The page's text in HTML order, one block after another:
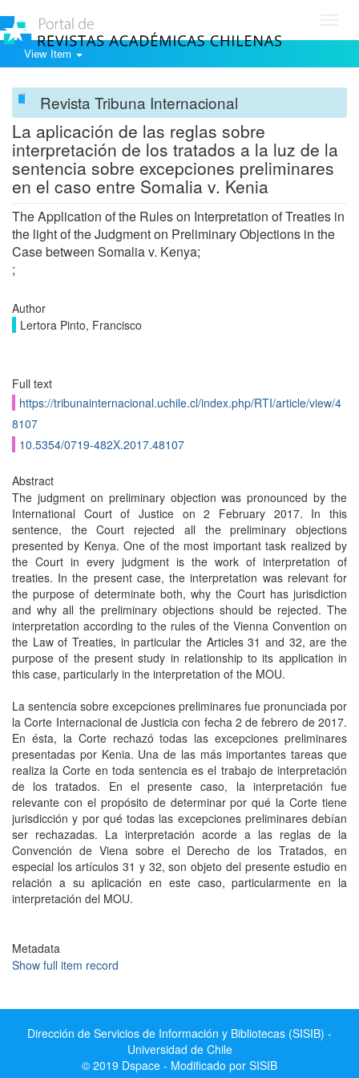
View Item
Revista Tribuna Internacional
La aplicación de las reglas sobre
interpretación de los tratados a la luz de la
sentencia sobre excepciones preliminares
en el caso entre Somalia v. Kenia
The Application of the Rules on Interpretation of Treaties in
the light of the Judgment on Preliminary Objections in the
Case between Somalia v. Kenya;
;
Author
Lertora Pinto, Francisco
Full text
https://tribunainternacional.uchile.cl/index.php/RTI/article/view/4
8107
10.5354/0719-482X.2017.48107
Abstract
The judgment on preliminary objection was pronounced by the
International Court of Justice on 2 February 2017. In this
sentence, the Court rejected all the preliminary objections
presented by Kenya. One of the most important task realized by
the Court in every judgment is the work of interpretation of
treaties. In the present case, the interpretation was relevant for
the purpose of determinate both, why the Court has jurisdiction
and why all the preliminary objections should be rejected. The
interpretation according to the rules of the Vienna Convention on
the Law of Treaties, in particular the Articles 31 and 32, are the
purpose of the present study in relationship to its application in
this case, particularly in the interpretation of the MOU.
La sentencia sobre excepciones preliminares fue pronunciada por
la Corte Internacional de Justicia con fecha 2 de febrero de 2017.
En ésta, la Corte rechazó todas las excepciones preliminares
presentadas por Kenia. Una de las más importantes tareas que
realiza la Corte en toda sentencia es el trabajo de interpretación
de los tratados. En el presente caso, la interpretación fue
relevante con el propósito de determinar por qué la Corte tiene
jurisdicción y por qué todas las excepciones preliminares debían
ser rechazadas. La interpretación acorde a las reglas de la
Convención de Viena sobre el Derecho de los Tratados, en
especial los artículos 31 y 32, son objeto del presente estudio en
relación a su aplicación en este caso, particularmente en la
interpretación del MOU.
Metadata
Show full item record
Dirección de Servicios de Información y Bibliotecas (SISIB) -
Universidad de Chile
© 2019 Dspace - Modificado por SISIB